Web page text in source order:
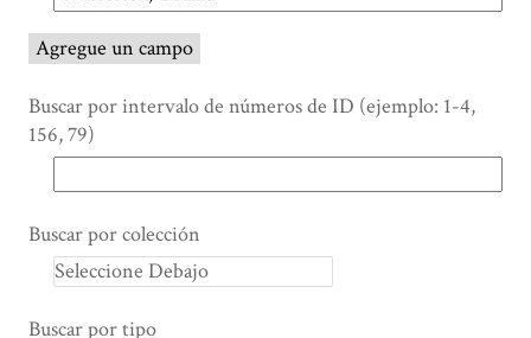
campo
específico":
1
Agregue un campo
Buscar por intervalo de números de ID (ejemplo: 1-4,
156, 79)
Buscar por colección
Buscar por tipo